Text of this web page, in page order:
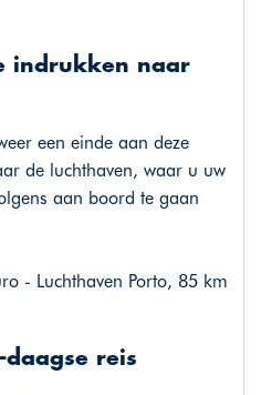
indrukken naar
een einde aan deze
de luchthaven, waar u uw
aan boord te gaan
- Luchthaven Porto, 85 km
reis